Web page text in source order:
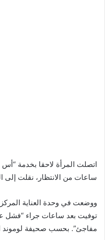
اتصلت المرأة لاحقا بخدمة
ساعات من الانتظار، نقلت
ووضعت في وحدة العناية المركزة
توفيت بعد ساعات جراء “فشل
مفاجئ”. بحسب صحيفة لوموند